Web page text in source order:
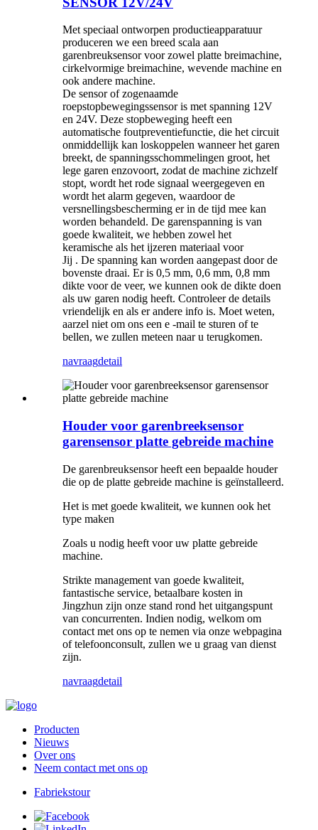
Met speciaal ontworpen productieapparatuur
produceren we een breed scala aan
garenbreuksensor voor zowel platte breimachine,
cirkelvormige breimachine, wevende machine en
ook andere machine.
De sensor of zogenaamde
roepstopbewegingssensor is met spanning 12V
en 24V. Deze stopbeweging heeft een
automatische foutpreventiefunctie, die het circuit
onmiddellijk kan loskoppelen wanneer het garen
breekt, de spanningsschommelingen groot, het
lege garen enzovoort, zodat de machine zichzelf
stopt, wordt het rode signaal weergegeven en
wordt het alarm gegeven, waardoor de
versnellingsbescherming er in de tijd mee kan
worden behandeld. De garenspanning is van
goede kwaliteit, we hebben zowel het
keramische als het ijzeren materiaal voor
Jij . De spanning kan worden aangepast door de
bovenste draai. Er is 0,5 mm, 0,6 mm, 0,8 mm
dikte voor de veer, we kunnen ook de dikte doen
als uw garen nodig heeft. Controleer de details
vriendelijk en als er andere info is. Moet weten,
aarzel niet om ons een e -mail te sturen of te
bellen, we zullen meteen naar u terugkomen.
navraagdetail
Houder voor garenbreeksensor
garensensor platte gebreide machine
De garenbreuksensor heeft een bepaalde houder
die op de platte gebreide machine is geïnstalleerd.
Het is met goede kwaliteit, we kunnen ook het
type maken
Zoals u nodig heeft voor uw platte gebreide
machine.
Strikte management van goede kwaliteit,
fantastische service, betaalbare kosten in
Jingzhun zijn onze stand rond het uitgangspunt
van concurrenten. Indien nodig, welkom om
contact met ons op te nemen via onze webpagina
of telefoonconsult, zullen we u graag van dienst
zijn.
navraagdetail
Producten
Nieuws
Over ons
Neem contact met ons op
Fabriekstour